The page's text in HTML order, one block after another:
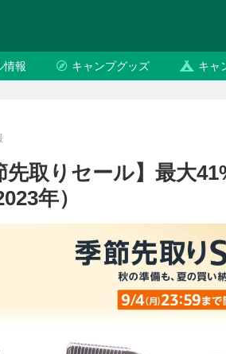
情報 キャンプグッズ キャ
先取りセール】最大
年）